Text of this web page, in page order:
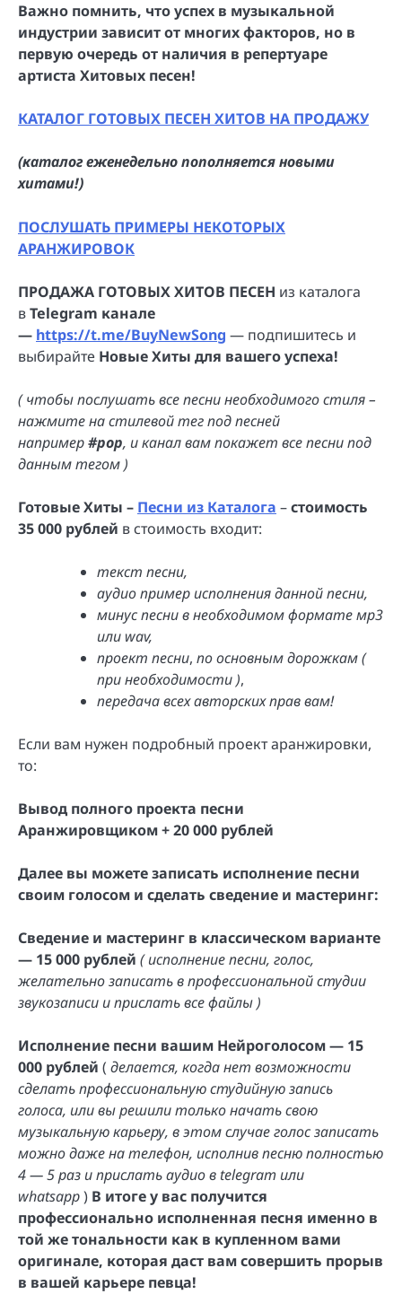
Важно помнить, что успех в музыкальной
индустрии зависит от многих факторов, но в
первую очередь от наличия в репертуаре
артиста Хитовых песен!
КАТАЛОГ ГОТОВЫХ ПЕСЕН ХИТОВ НА ПРОДАЖУ
(каталог еженедельно пополняется новыми
хитами!)
ПОСЛУШАТЬ ПРИМЕРЫ НЕКОТОРЫХ
АРАНЖИРОВОК
ПРОДАЖА ГОТОВЫХ ХИТОВ ПЕСЕН из каталога
вTelegram канале
— https://t.me/BuyNewSong — подпишитесь и
выбирайте Новые Хиты для вашего успеха!
( чтобы послушать все песни необходимого стиля –
нажмите на стилевой тег под песней
например#pop, и канал вам покажет все песни под
данным тегом )
Готовые Хиты – Песни из Каталога –стоимость
35 000 рублей в стоимость входит:
текст песни,
аудио пример исполнения данной песни,
минус песни в необходимом формате мр3
или wav,
проект песни, по основным дорожкам (
при необходимости ),
передача всех авторских прав вам!
Если вам нужен подробный проект аранжировки,
то:
Вывод полного проекта песни
Аранжировщиком + 20 000 рублей
Далее вы можете записать исполнение песни
своим голосом и сделать сведение и мастеринг:
Сведение и мастеринг в классическом варианте
— 15 000 рублей ( исполнение песни, голос,
желательно записать в профессиональной студии
звукозаписи и прислать все файлы )
Исполнение песни вашим Нейроголосом — 15
000 рублей ( делается, когда нет возможности
сделать профессиональную студийную запись
голоса, или вы решили только начать свою
музыкальную карьеру, в этом случае голос записать
можно даже на телефон, исполнив песню полностью
4 — 5 раз и прислать аудио в telegram или
whatsapp) В итоге у вас получится
профессионально исполненная песня именно в
той же тональности как в купленном вами
оригинале, которая даст вам совершить прорыв
в вашей карьере певца!